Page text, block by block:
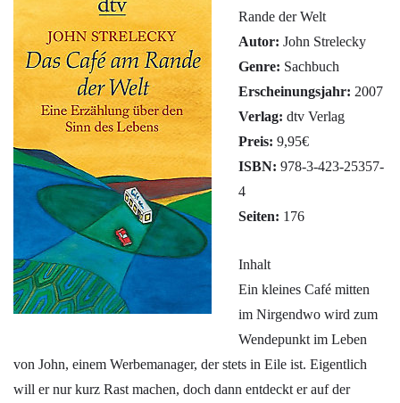
Rande der Welt
Autor: John Strelecky
Genre: Sachbuch
Erscheinungsjahr: 2007
Verlag: dtv Verlag
Preis: 9,95€
ISBN: 978-3-423-25357-
4
Seiten: 176
Inhalt
Ein kleines Café mitten
im Nirgendwo wird zum
Wendepunkt im Leben
von John, einem Werbemanager, der stets in Eile ist. Eigentlich
will er nur kurz Rast machen, doch dann entdeckt er auf der